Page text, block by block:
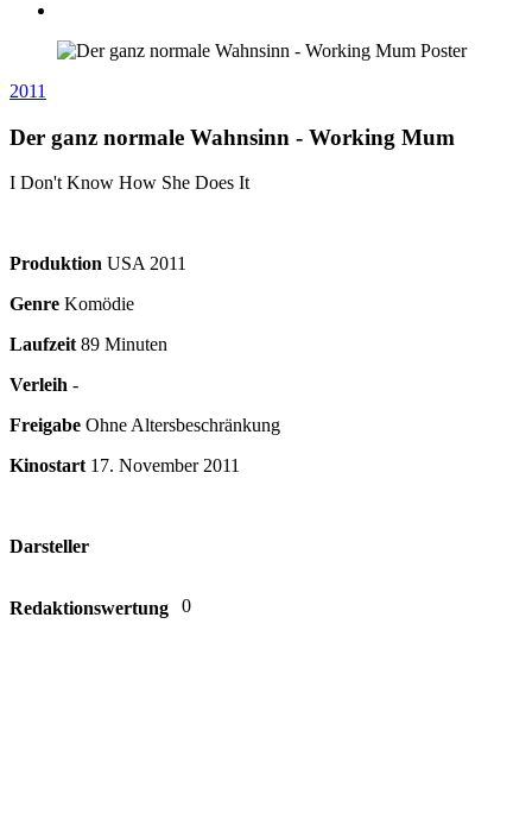
2011
Der ganz normale Wahnsinn - Working Mum
I Don't Know How She Does It
Produktion USA2011
Genre Komödie
Laufzeit89 Minuten
Verleih -
Freigabe Ohne Altersbeschränkung
Kinostart 17. November 2011
Darsteller
Redaktionswertung 0